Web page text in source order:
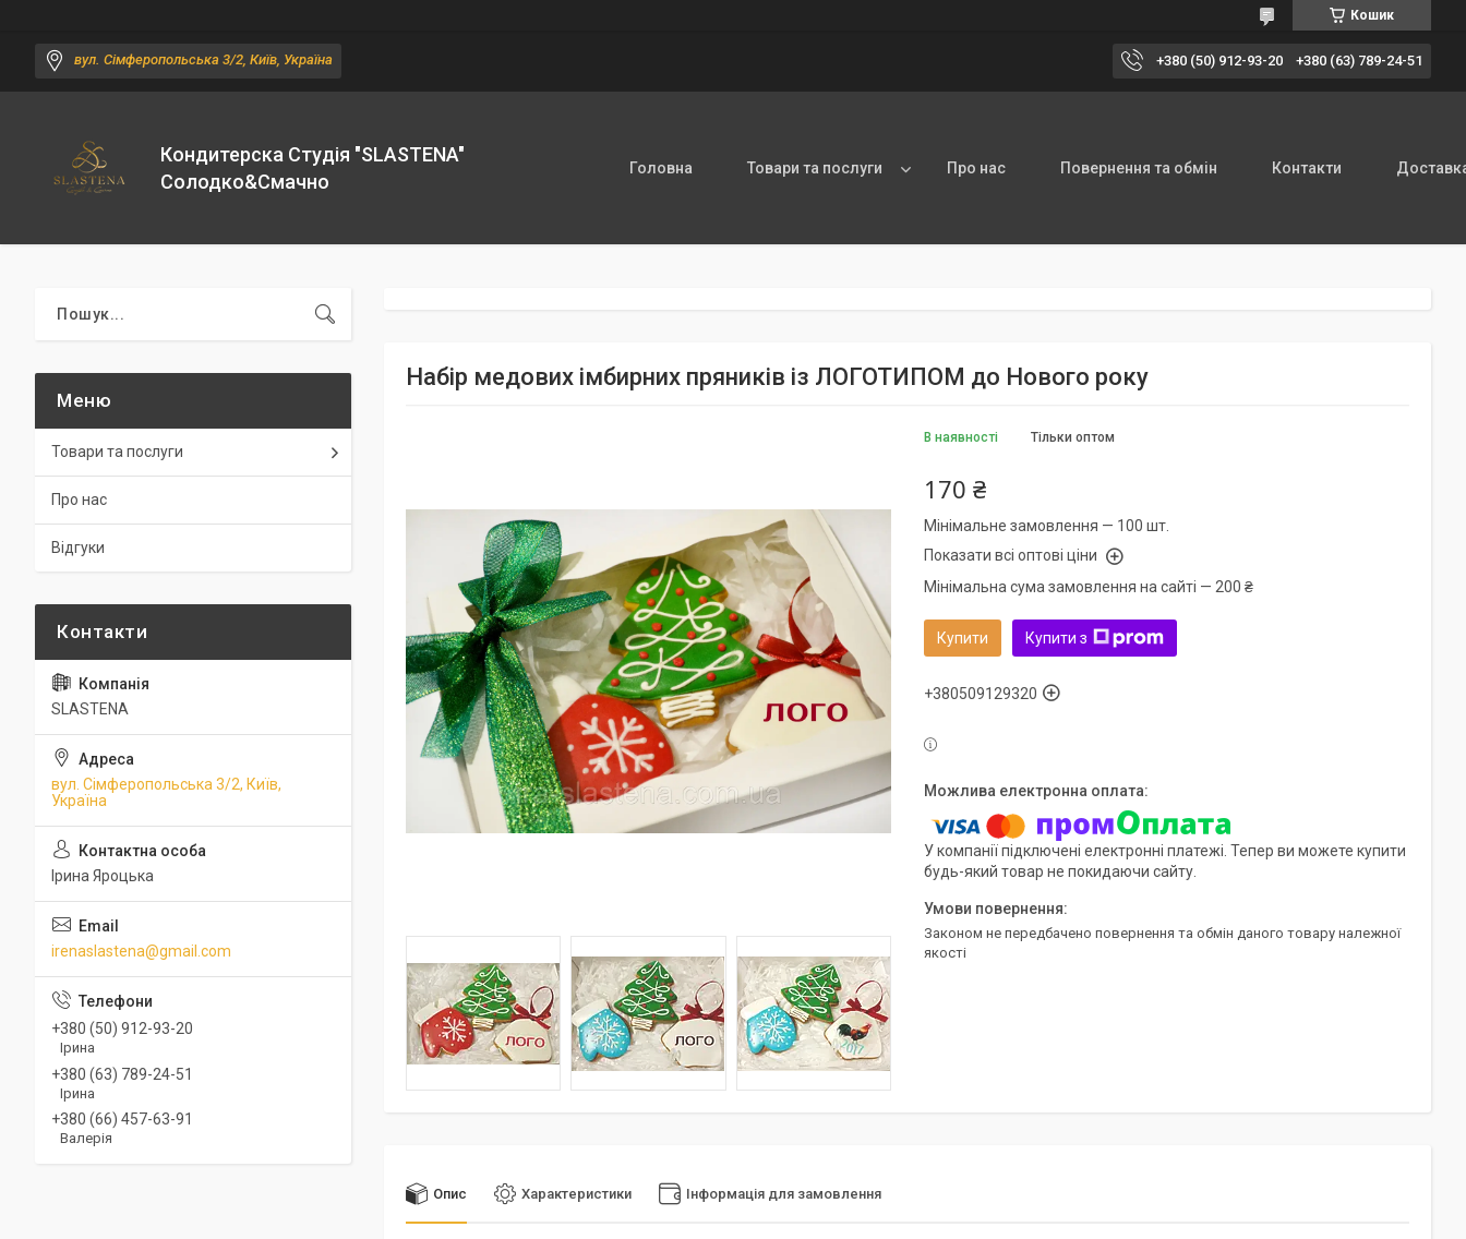
Кошик
вул. Сімферопольська 3/2, Київ, Україна +380 (50) 912-93-20 +380 (63) 789-24-51
Кондитерска Студія "SLASTENA"
Солодко&Смачно
Головна Товари та послуги Про нас Повернення та обмін Контакти
Набір медових імбирних пряників із ЛОГОТИПОМ до Нового року
В наявності Тільки оптом
170 ₴
Мінімальне замовлення — 100 шт.
Показати всі оптові ціни
Мінімальна сума замовлення на сайті — 200 ₴
Купити Купити з
+380509129320
У компанії підключені електронні платежі. Тепер ви можете купити
будь-який товар не покидаючи сайту.
Законом не передбачено повернення та обмін даного товару належної
якості
Опис Характеристики Інформація для замовлення
Товари та послуги
Про нас
Відгуки
SLASTENA
вул. Сімферопольська 3/2, Київ,
Україна
Ірина Яроцька
irenaslastena@gmail.com
+380 (50) 912-93-20
Ірина
+380 (63) 789-24-51
Ірина
+380 (66) 457-63-91
Валерія